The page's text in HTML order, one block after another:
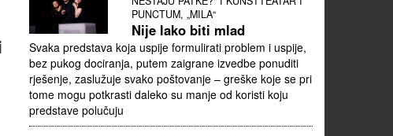
PUNCTUM, „MILA“
Nije lako biti mlad
Svaka predstava koja uspije formulirati problem i uspije,
bez pukog dociranja, putem zaigrane izvedbe ponuditi
rješenje, zaslužuje svako poštovanje – greške koje se pri
tome mogu potkrasti daleko su manje od koristi koju
predstave polučuju